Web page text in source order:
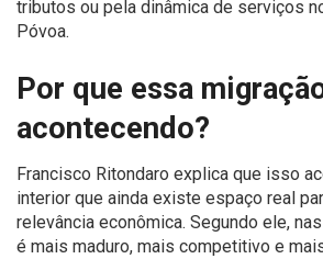
tributos ou pela dinâmica de serviços
Póvoa.
Por que essa
acontecendo?
Francisco Ritondaro explica que isso
interior que ainda existe espaço real
relevância econômica. Segundo ele,
é mais maduro, mais competitivo e